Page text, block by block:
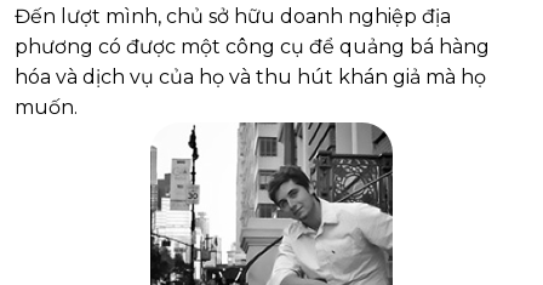
Đến lượt mình, chủ sở hữu doanh nghiệp địa
phương có được một công cụ để quảng bá hàng
hóa và dịch vụ của họ và thu hút khán giả mà họ
muốn.